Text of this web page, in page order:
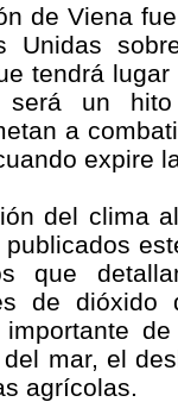
de Viena
Unidas
tendrá
un
a
expire
del clima
publicados
que
de dióxido
importante
mar, el
agrícolas.